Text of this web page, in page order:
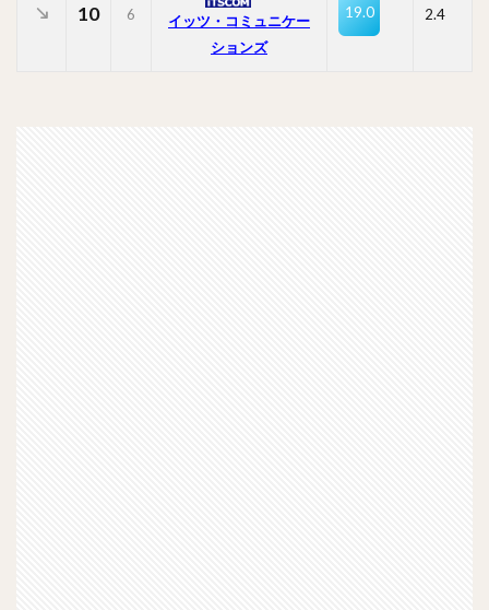
10 6
イッツ・コミュニケー
ションズ
19.0 2.4